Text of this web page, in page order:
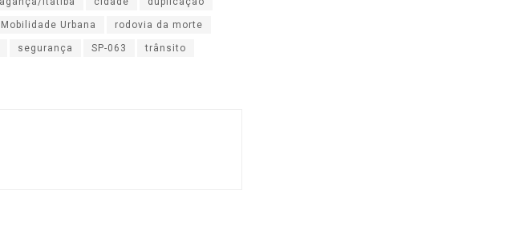
Mobilidade Urbana rodovia da morte
segurança SP-063 trânsito